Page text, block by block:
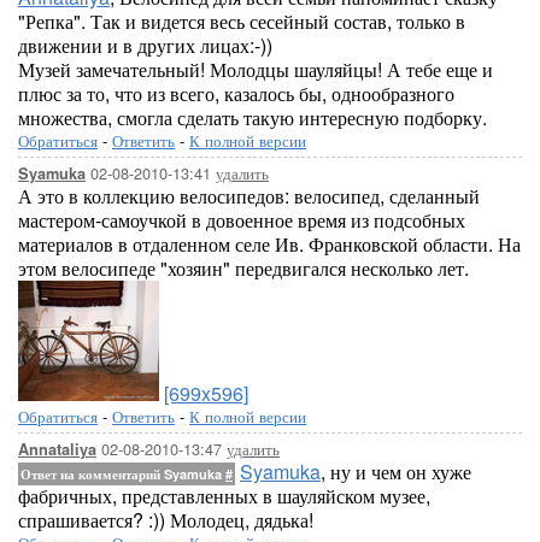
"Репка". Так и видется весь сесейный состав, только в
движении и в других лицах:-))
Музей замечательный! Молодцы шауляйцы! А тебе еще и
плюс за то, что из всего, казалось бы, однообразного
множества, смогла сделать такую интересную подборку.
Обратиться - Ответить - К полной версии
Syamuka 02-08-2010-13:41 удалить
А это в коллекцию велосипедов: велосипед, сделанный
мастером-самоучкой в довоенное время из подсобных
материалов в отдаленном селе Ив. Франковской области. На
этом велосипеде "хозяин" передвигался несколько лет.
[699x596]
Обратиться - Ответить - К полной версии
Annataliya 02-08-2010-13:47 удалить
Ответ на комментарий Syamuka # Syamuka, ну и чем он хуже
фабричных, представленных в шауляйском музее,
спрашивается? :)) Молодец, дядька!